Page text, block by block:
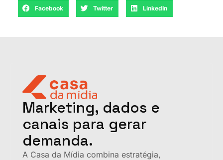
Facebook Twitter LinkedIn
Marketing, dados e
canais para gerar
demanda.
A Casa da Mídia combina estratégia,